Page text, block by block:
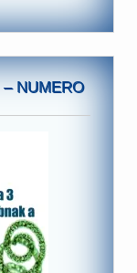
– NUMERO